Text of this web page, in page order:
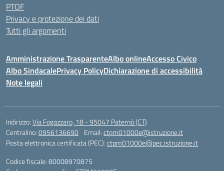
PTOF
Privacy e protezione dei dati
Tutti gli argomenti
Amministrazione TrasparenteAlbo onlineAccesso Civico
Albo SindacalePrivacy PolicyDichiarazione di accessibilità
Note legali
Indirizzo:Via Fogazzaro, 18 - 95047 Paternò (CT)
Centralino:0956136690 Email:ctpm01000e@istruzione.it
Posta elettronica certificata (PEC):ctpm01000e@pec.istruzione.it
Codice fiscale: 80008970875